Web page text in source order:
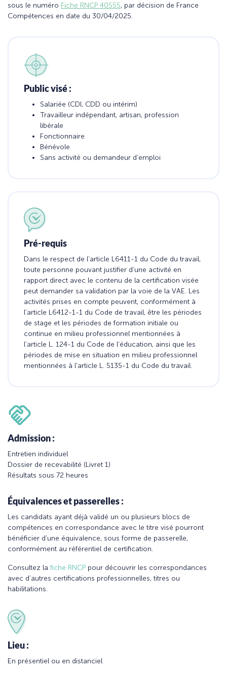
sous le numéro Fiche RNCP 40555, par décision de France
Compétences en date du 30/04/2025.
Public visé :
Salariée (CDI, CDD ou intérim)
Travailleur indépendant, artisan, profession
libérale
Fonctionnaire
Bénévole
Sans activité ou demandeur d’emploi
Pré-requis
Dans le respect de l’article L6411-1 du Code du travail,
toute personne pouvant justifier d’une activité en
rapport direct avec le contenu de la certification visée
peut demander sa validation par la voie de la VAE. Les
activités prises en compte peuvent, conformément à
l’article L6412-1-1 du Code de travail, être les périodes
de stage et les périodes de formation initiale ou
continue en milieu professionnel mentionnées à
l’article L. 124-1 du Code de l’éducation, ainsi que les
périodes de mise en situation en milieu professionnel
mentionnées à l’article L. 5135-1 du Code du travail.
Admission :
Entretien individuel
Dossier de recevabilité (Livret 1)
Résultats sous 72 heures
Équivalences et passerelles :
Les candidats ayant déjà validé un ou plusieurs blocs de
compétences en correspondance avec le titre visé pourront
bénéficier d’une équivalence, sous forme de passerelle,
conformément au référentiel de certification.
Consultez la fiche RNCP pour découvrir les correspondances
avec d’autres certifications professionnelles, titres ou
habilitations.
Lieu :
En présentiel ou en distanciel